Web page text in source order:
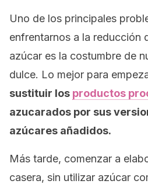
Uno de los principales
enfrentarnos a la reducción
azúcar es la costumbre de
dulce. Lo mejor para
sustituir los productos
azucarados por sus
azúcares añadidos.
Más tarde, comenzar a
casera, sin utilizar azúcar